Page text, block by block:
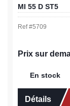
MI 55 D ST5
Ref #5709
Prix sur
En stock
Détails